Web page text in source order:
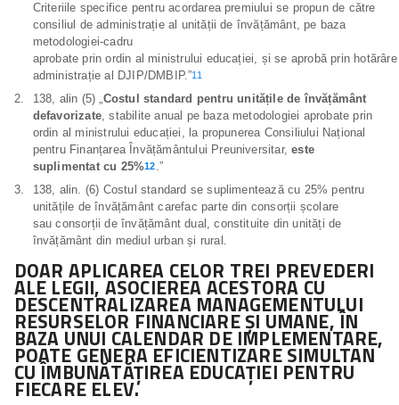
Criteriile specifice pentru acordarea premiului se propun de către
consiliul de administrație al unității de învățământ, pe baza
metodologiei-cadru
aprobate prin ordin al ministrului educației, și se aprobă prin
administrație al DJIP/DMBIP.”11
138, alin (5) „Costul standard pentru unitățile de învățământ
defavorizate, stabilite anual pe baza metodologiei aprobate prin
ordin al ministrului educației, la propunerea Consiliului Național
pentru Finanțarea Învățământului Preuniversitar,este
suplimentat cu 25%12.”
138, alin. (6) Costul standard se suplimentează cu 25% pentru
unitățile de învățământ carefac parte din consorții școlare
sau consorții de învățământ dual, constituite din unități de
învățământ din mediul urban și rural.
DOAR APLICAREA CELOR TREI PREVEDERI
ALE LEGII, ASOCIEREA ACESTORA CU
DESCENTRALIZAREA MANAGEMENTULUI
RESURSELOR FINANCIARE ȘI UMANE, ÎN
BAZA UNUI CALENDAR DE IMPLEMENTARE,
POATE GENERA EFICIENTIZARE SIMULTAN
CU ÎMBUNĂTĂȚIREA EDUCAȚIEI PENTRU
FIECARE ELEV.